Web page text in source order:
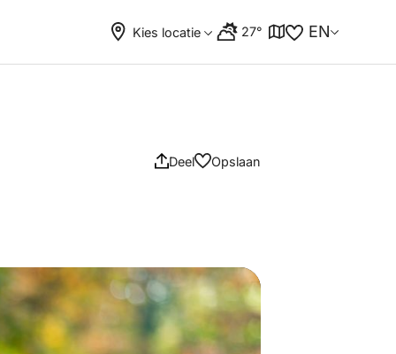
Kies locatie 27° EN
Deel Opslaan